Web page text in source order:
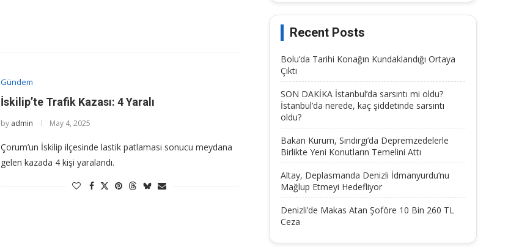
Gündem
İskilip’te Trafik Kazası: 4 Yaralı
by admin May 4, 2025
Çorum’un İskilip ilçesinde lastik patlaması sonucu meydana
gelen kazada 4 kişi yaralandı.
Recent Posts
Bolu’da Tarihi Konağın Kundaklandığı Ortaya
Çıktı
SON DAKİKA İstanbul’da sarsıntı mi oldu?
İstanbul’da nerede, kaç şiddetinde sarsıntı
oldu?
Bakan Kurum, Sındırgı’da Depremzedelerle
Birlikte Yeni Konutların Temelini Attı
Altay, Deplasmanda Denizli İdmanyurdu’nu
Mağlup Etmeyi Hedefliyor
Denizli’de Makas Atan Şoföre 10 Bin 260 TL
Ceza